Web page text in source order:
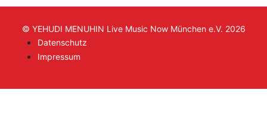
© YEHUDI MENUHIN Live Music Now München e.V. 2026
Datenschutz
Impressum